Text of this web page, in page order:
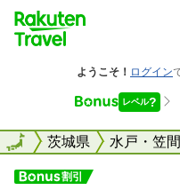
全国茨城県 水戸・笠間
全国